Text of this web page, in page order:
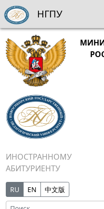
ИНОСТРАННОМУ
АБИТУРИЕНТУ
RU EN 中文版
НГПУ